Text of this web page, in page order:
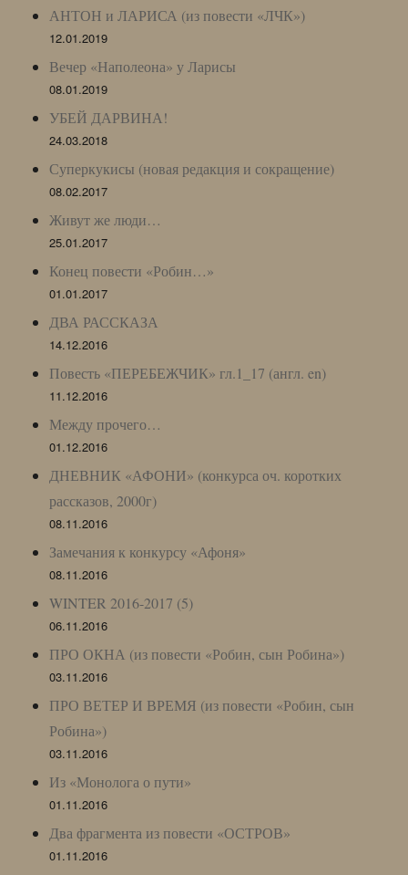
АНТОН и ЛАРИСА (из повести «ЛЧК»)
12.01.2019
Вечер «Наполеона» у Ларисы
08.01.2019
УБЕЙ ДАРВИНА!
24.03.2018
Суперкукисы (новая редакция и сокращение)
08.02.2017
Живут же люди…
25.01.2017
Конец повести «Робин…»
01.01.2017
ДВА РАССКАЗА
14.12.2016
Повесть «ПЕРЕБЕЖЧИК» гл.1_17 (англ. en)
11.12.2016
Между прочего…
01.12.2016
ДНЕВНИК «АФОНИ» (конкурса оч. коротких
рассказов, 2000г)
08.11.2016
Замечания к конкурсу «Афоня»
08.11.2016
WINTER 2016-2017 (5)
06.11.2016
ПРО ОКНА (из повести «Робин, сын Робина»)
03.11.2016
ПРО ВЕТЕР И ВРЕМЯ (из повести «Робин, сын
Робина»)
03.11.2016
Из «Монолога о пути»
01.11.2016
Два фрагмента из повести «ОСТРОВ»
01.11.2016